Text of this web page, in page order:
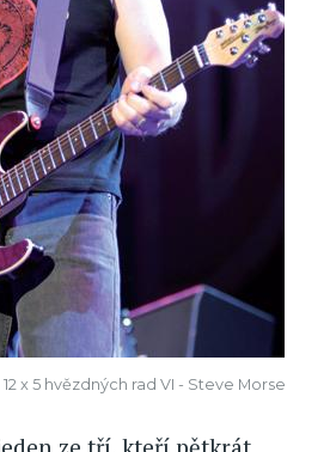
x 5 hvězdných rad VI - Steve Morse